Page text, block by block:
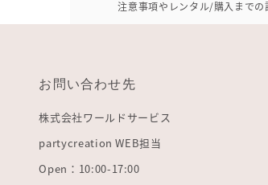
注意事項やレンタル/購入までの
お問い合わせ先
株式会社ワールドサービス
partycreation WEB担当
Open：10:00-17:00